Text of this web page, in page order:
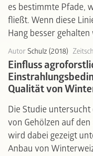
es bestimmte Pfade,
fließt. Wenn diese
Hang besser
Autor Schulz (2018)
Einfluss
Qualität von
Die Studie
von Gehölzen auf
wird dabei gezeigt
Anbau von